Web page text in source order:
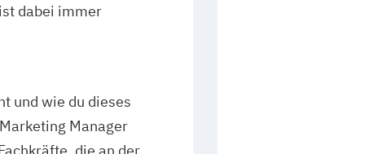
dabei immer
und wie du dieses
Manager
die an der